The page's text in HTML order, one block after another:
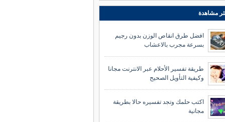
مشاهدة
افضل طرق انقاص الوزن بدون رجيم
بسرعة مجرب بالاعشاب
طريقة تفسير الأحلام عبر الانترنت مجانا
وكيفية التأويل الصحيح
اكتب حلمك وتجد تفسيره حالا بطريقة
مجانية